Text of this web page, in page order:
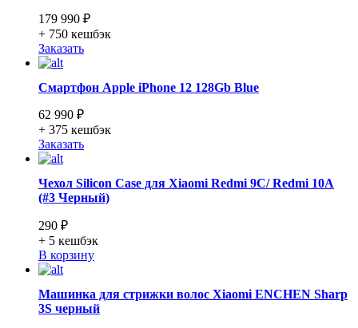
179 990 ₽
+ 750 кешбэк
Заказать
Смартфон Apple iPhone 12 128Gb Blue
62 990 ₽
+ 375 кешбэк
Заказать
Чехол Silicon Case для Xiaomi Redmi 9C/ Redmi 10A
(#3 Черный)
290 ₽
+ 5 кешбэк
В корзину
Машинка для стрижки волос Xiaomi ENCHEN Sharp
3S черный